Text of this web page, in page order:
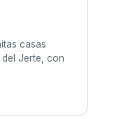
casas
del Jerte, con